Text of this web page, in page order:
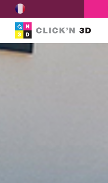
French